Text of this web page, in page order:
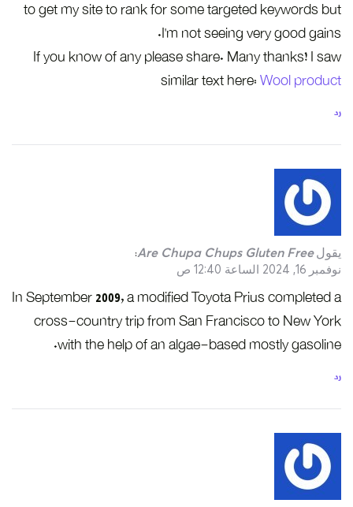
to get my site to rank for some targeted keywords but
I’m not seeing very good gains.
If you know of any please share. Many thanks! I saw
similar text here:Wool product
رد
يقول Are Chupa Chups Gluten Free
:
نوفمبر 16, 2024 الساعة 12:40 ص
In September 2009, a modified Toyota Prius completed a
cross-country trip from San Francisco to New York
with the help of an algae-based mostly gasoline.
رد